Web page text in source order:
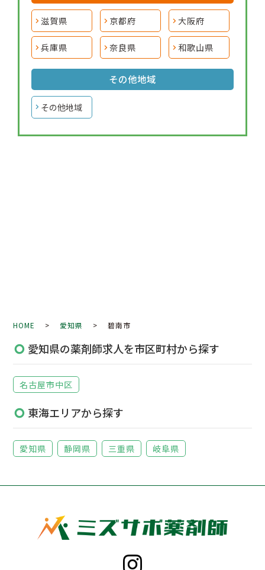
滋賀県 京都府 大阪府
兵庫県 奈良県 和歌山県
その他地域
その他地域
HOME > 愛知県 > 碧南市
愛知県の薬剤師求人を市区町村から探す
名古屋市中区
東海エリアから探す
愛知県 静岡県 三重県 岐阜県